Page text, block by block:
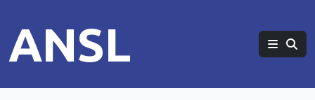
ANSL